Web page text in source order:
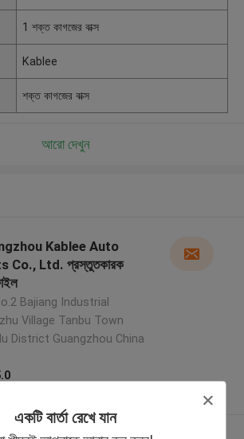
একটি বার্তা রেখে যান
1 শক্ত কাগজের বাক্স
Kablee
শক্ত কাগজের বাক্স
আরো দেখুন
Kablee Auto
Co., Ltd. প্রস্তুতকারক
Bajiang Industrial
Village Tanbu Town
District Guangzhou China
আরো দেখুন